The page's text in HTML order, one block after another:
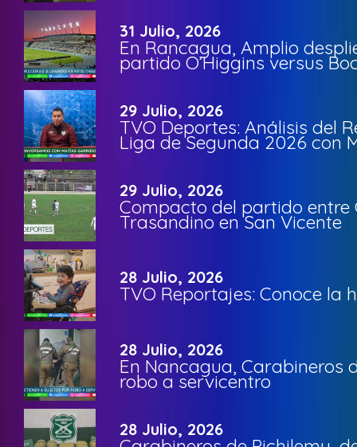
31 Julio, 2026
En Rancagua, Amplio
partido O’Higgins versus
29 Julio, 2026
TVO Deportes: Análisis del
Liga de Segunda 2026 con
29 Julio, 2026
Compacto del partido entre
Trasandino en San Vicente
28 Julio, 2026
TVO Reportajes: Conoce la
28 Julio, 2026
En Nancagua, Carabineros
robo a servicentro
28 Julio, 2026